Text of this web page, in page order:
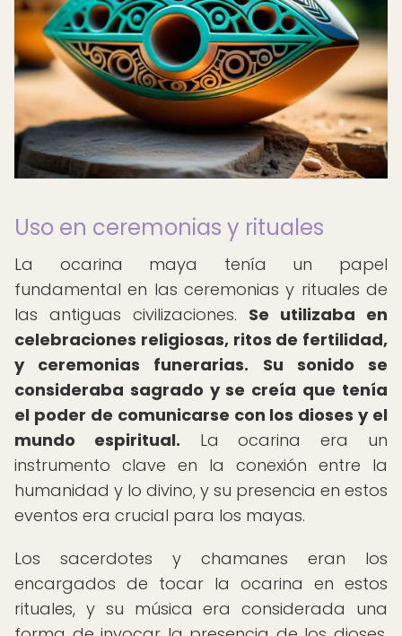
Uso en ceremonias y rituales
La ocarina maya tenía un papel
fundamental en las ceremonias y rituales de
las antiguas civilizaciones. Se utilizaba en
celebraciones religiosas, ritos de fertilidad,
y ceremonias funerarias.
Su sonido se
consideraba sagrado y se creía que tenía
el poder de comunicarse con los dioses y el
mundo espiritual. La ocarina era un
instrumento clave en la conexión entre la
humanidad y lo divino, y su presencia en estos
eventos era crucial para los mayas.
Los sacerdotes y chamanes eran los
encargados de tocar la ocarina en estos
rituales, y su música era considerada una